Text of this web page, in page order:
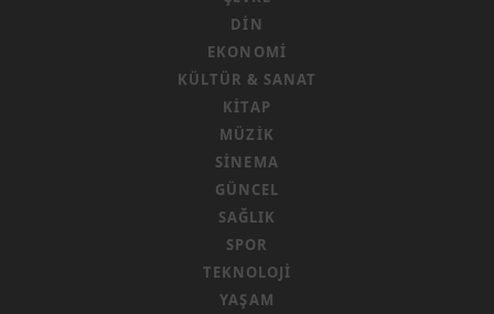
DIN
EKONOMI
KÜLTÜR & SANAT
KITAP
MÜZIK
SINEMA
GÜNCEL
SAĞLIK
SPOR
TEKNOLOJI
YAŞAM